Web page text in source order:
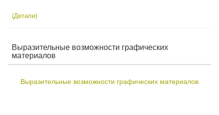
(Детали)
Выразительные возможности графических
материалов
Выразительные возможности графических материалов